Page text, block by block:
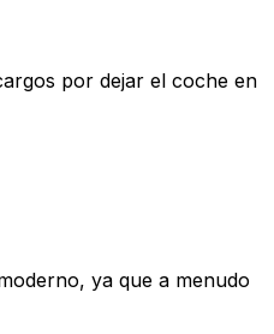
por dejar el coche en
ya que a menudo